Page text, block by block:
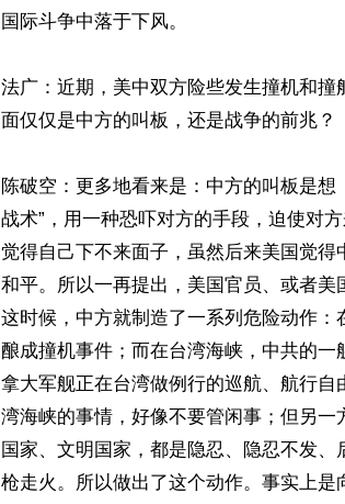
国际斗争中落于下风。
法广：近期，美中双方险些发生撞机和
面仅仅是中方的叫板，还是战争的前兆？
陈破空：更多地看来是：中方的叫板是想
战术”，用一种恐吓对方的手段，迫使对
觉得自己下不来面子，虽然后来美国觉
和平。所以一再提出，美国官员、或者美
这时候，中方就制造了一系列危险动作
酿成撞机事件；而在台湾海峡，中共的
拿大军舰正在台湾做例行的巡航、航行
湾海峡的事情，好像不要管闲事；但另
国家、文明国家，都是隐忍、隐忍不发
枪走火。所以做出了这个动作。事实上